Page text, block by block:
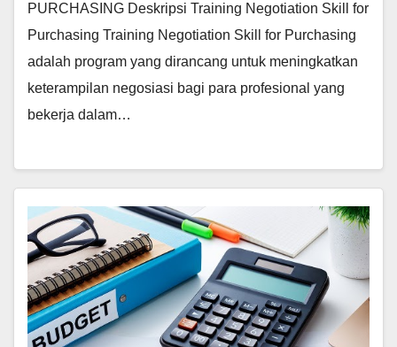
PURCHASING Deskripsi Training Negotiation Skill for
Purchasing Training Negotiation Skill for Purchasing
adalah program yang dirancang untuk meningkatkan
keterampilan negosiasi bagi para profesional yang
bekerja dalam…